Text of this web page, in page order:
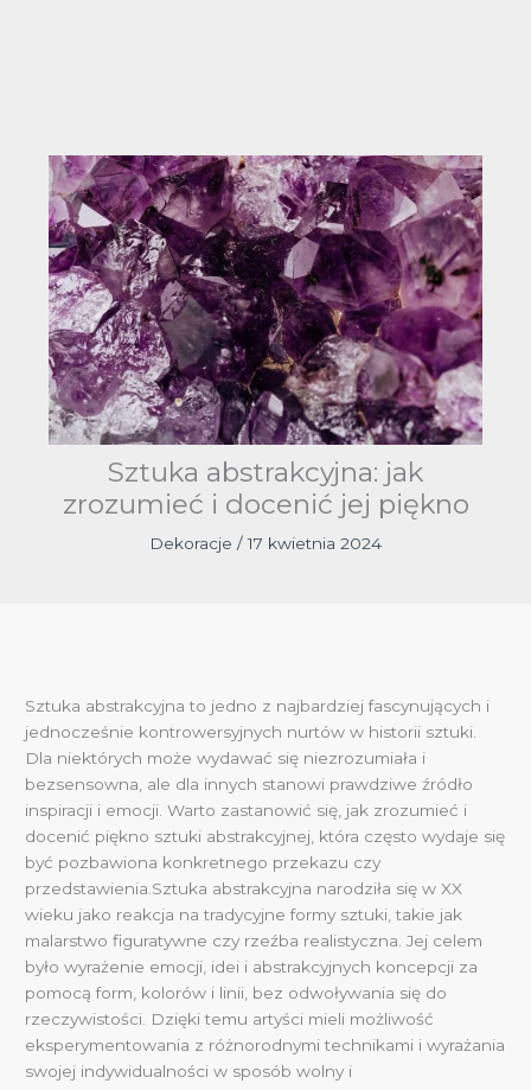
Sztuka abstrakcyjna: jak
zrozumieć i docenić jej piękno
Dekoracje /17 kwietnia 2024
Sztuka abstrakcyjna to jedno z najbardziej fascynujących i
jednocześnie kontrowersyjnych nurtów w historii sztuki.
Dla niektórych może wydawać się niezrozumiała i
bezsensowna, ale dla innych stanowi prawdziwe źródło
inspiracji i emocji. Warto zastanowić się, jak zrozumieć i
docenić piękno sztuki abstrakcyjnej, która często wydaje się
być pozbawiona konkretnego przekazu czy
przedstawienia.Sztuka abstrakcyjna narodziła się w XX
wieku jako reakcja na tradycyjne formy sztuki, takie jak
malarstwo figuratywne czy rzeźba realistyczna. Jej celem
było wyrażenie emocji, idei i abstrakcyjnych koncepcji za
pomocą form, kolorów i linii, bez odwoływania się do
rzeczywistości. Dzięki temu artyści mieli możliwość
eksperymentowania z różnorodnymi technikami i wyrażania
swojej indywidualności w sposób wolny i